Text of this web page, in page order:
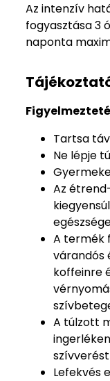
Az intenzív
fogyasztása 3
naponta
Tartsa
Ne lépje
Az
A termék
várandós
koffeinre
A túlzott
Lefekvés